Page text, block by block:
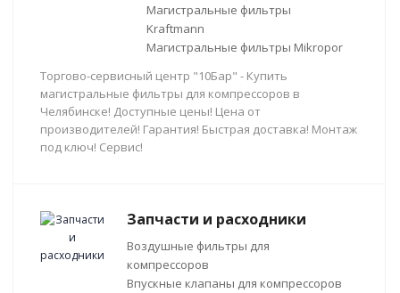
Магистральные фильтры
Kraftmann
Магистральные фильтры Mikropor
Торгово-сервисный центр "10Бар" - Купить
магистральные фильтры для компрессоров в
Челябинске! Доступные цены! Цена от
производителей! Гарантия! Быстрая доставка! Монтаж
под ключ! Сервис!
Запчасти и расходники
Воздушные фильтры для
компрессоров
Впускные клапаны для компрессоров